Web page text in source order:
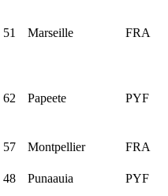
51 Marseille FRA
62 Papeete PYF
57 Montpellier
FRA
48 Punaauia PYF